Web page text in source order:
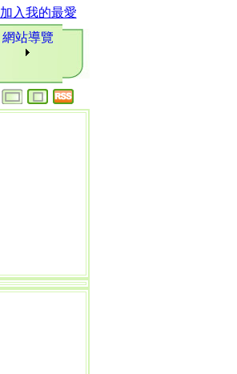
加入我的最愛
網站導覽